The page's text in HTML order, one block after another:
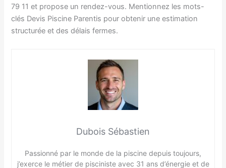
79 11 et propose un rendez-vous. Mentionnez les mots-
clés Devis Piscine Parentis pour obtenir une estimation
structurée et des délais fermes.
Dubois Sébastien
Passionné par le monde de la piscine depuis toujours,
j’exerce le métier de pisciniste avec 31 ans d’énergie et de